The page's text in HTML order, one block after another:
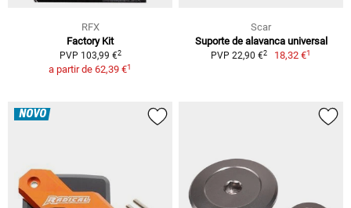
RFX
Factory Kit
PVP 103,99 €2
a partir de 62,39 €1
Scar
Suporte de alavanca universal
PVP 22,90 €2 18,32 €1
NOVO